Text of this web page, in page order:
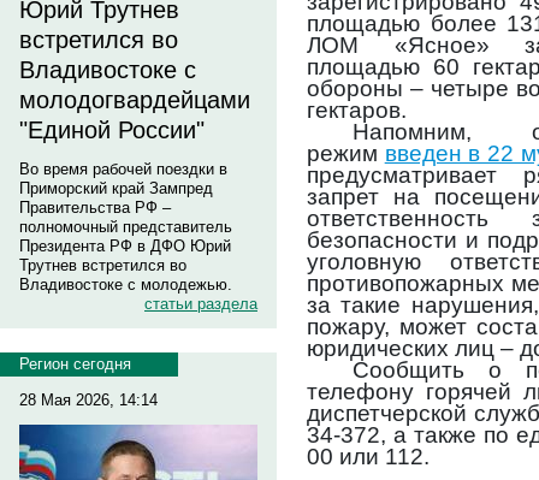
Юрий Трутнев
встретился во
Владивостоке с
молодогвардейцами
"Единой России"
Во время рабочей поездки в
Приморский край Зампред
Правительства РФ –
полномочный представитель
Президента РФ в ДФО Юрий
Трутнев встретился во
Владивостоке с молодежью.
статьи раздела
Регион сегодня
28 Мая 2026, 14:14
площадью более
ЛОМ «Ясное»
площадью 60
обороны – четыре
гектаров.
Напомним,
режим введен в 22
предусматривает
запрет на
безопасности и
уголовную
противопожарных
за такие
пожару, может
юридических лиц –
Сообщить о
телефону горячей
диспетчерской
34-372, а также по
00 или 112.